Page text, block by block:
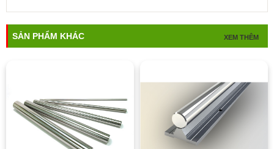
SẢN PHẨM KHÁC XEM THÊM